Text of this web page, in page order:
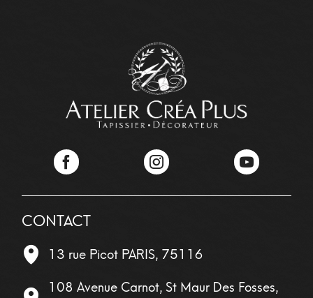
YouTube
CONTACT
13 rue Picot PARIS, 75116
108 Avenue Carnot, St Maur Des Fosses,